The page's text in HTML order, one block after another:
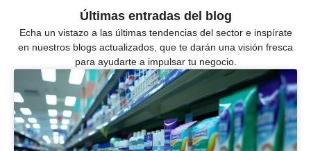
Últimas entradas del blog
Echa un vistazo a las últimas tendencias del sector e inspírate
en nuestros blogs actualizados, que te darán una visión fresca
para ayudarte a impulsar tu negocio.